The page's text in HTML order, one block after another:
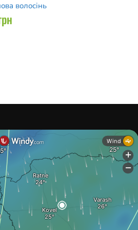
волосінь